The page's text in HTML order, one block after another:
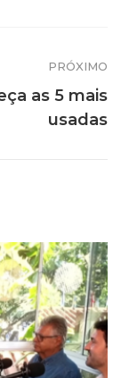
PRÓXIMO
as 5 mais
usadas